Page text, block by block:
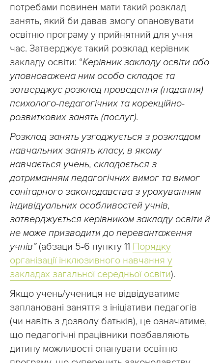
потребами повинен мати такий розклад
занять, який би давав змогу опановувати
освітню програму у прийнятний для учня
час. Затверджує такий розклад керівник
закладу освіти: “Керівник закладу освіти або
уповноважена ним особа складає та
затверджує розклад проведення (надання)
психолого-педагогічних та корекційно-
розвиткових занять (послуг).
Розклад занять узгоджується з розкладом
навчальних занять класу, в якому
навчається учень, складається з
дотриманням педагогічних вимог та вимог
санітарного законодавства з урахуванням
індивідуальних особливостей учнів,
затверджується керівником закладу освіти й
не може призводити до перевантаження
учнів”(абзаци 5-6 пункту 11 Порядку
організації інклюзивного навчання у
закладах загальної середньої освіти).
Якщо учень/учениця не відвідуватиме
заплановані заняття з ініціативи педагогів
(чи навіть з дозволу батьків), це означатиме,
що педагогічні працівники позбавляють
дитину можливості опанувати освітню